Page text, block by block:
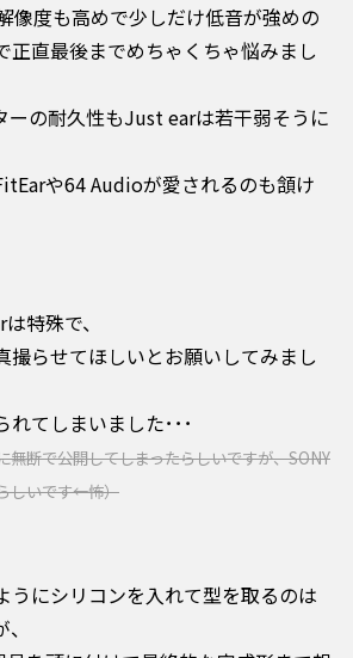
像度も高めで少しだけ低音が強めの
正直最後までめちゃくちゃ悩みまし
ーの耐久性もJust earは若干弱そうに
や64 Audioが愛されるのも頷け
特殊で、
撮らせてほしいとお願いしてみまし
てしまいました･･･
無断で公開してしまったらしいですが、SONY
しいです←怖）
うにシリコンを入れて型を取るのは